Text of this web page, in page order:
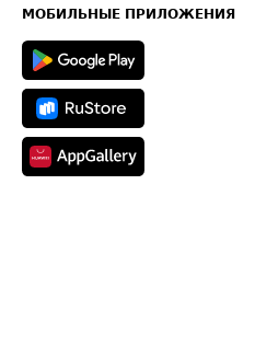
Техническая информация
МОБИЛЬНЫЕ ПРИЛОЖЕНИЯ